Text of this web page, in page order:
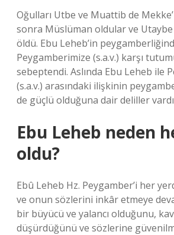
Oğulları Utbe ve Muattib de
sonra Müslüman oldular ve
öldü. Ebu Leheb’in
Peygamberimize (s.a.v.) karşı
sebeptendi. Aslında Ebu Leheb ile
(s.a.v.) arasındaki ilişkinin
de güçlü olduğuna dair deliller
Ebu Leheb neden
oldu?
Ebû Leheb Hz. Peygamber’i her
ve onun sözlerini inkâr etmeye
bir büyücü ve yalancı olduğunu,
düşürdüğünü ve sözlerine